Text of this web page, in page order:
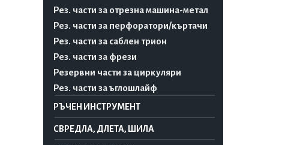
Рез. части за отрезна машина-метал
Рез. части за перфоратори/къртачи
Рез. части за саблен трион
Рез. части за фрези
Резервни части за циркуляри
Рез. части за ъглошлайф
РЪЧЕН ИНСТРУМЕНТ
СВРЕДЛА, ДЛЕТА, ШИЛА